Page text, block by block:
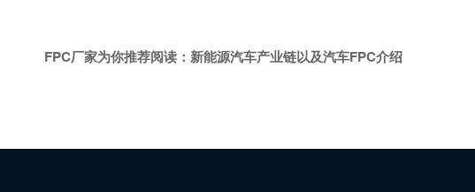
FPC厂家为你推荐阅读： 新能源汽车产业链以及汽车FPC介绍